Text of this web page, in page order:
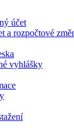
účet
a rozpočtové
vyhlášky